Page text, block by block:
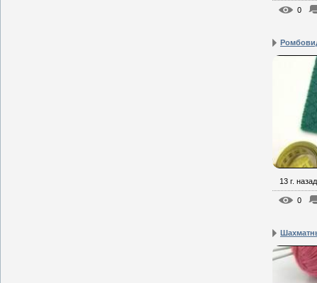
0
13 г. назад
0